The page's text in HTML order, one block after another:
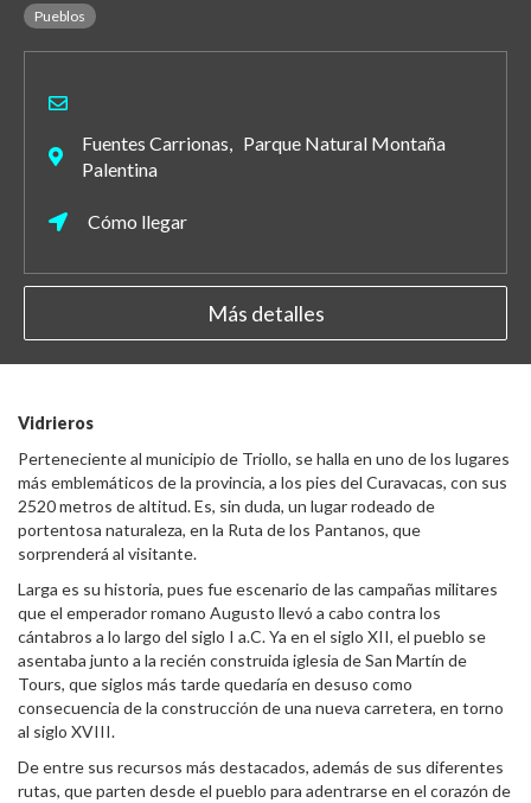
Pueblos
Fuentes Carrionas, Parque Natural Montaña
Palentina
Cómo llegar
Más detalles
Vidrieros
Perteneciente al municipio de Triollo, se halla en uno de los lugares
más emblemáticos de la provincia, a los pies del Curavacas, con sus
2520 metros de altitud. Es, sin duda, un lugar rodeado de
portentosa naturaleza, en la Ruta de los Pantanos, que
sorprenderá al visitante.
Larga es su historia, pues fue escenario de las campañas militares
que el emperador romano Augusto llevó a cabo contra los
cántabros a lo largo del siglo I a.C. Ya en el siglo XII, el pueblo se
asentaba junto a la recién construida iglesia de San Martín de
Tours, que siglos más tarde quedaría en desuso como
consecuencia de la construcción de una nueva carretera, en torno
al siglo XVIII.
De entre sus recursos más destacados, además de sus diferentes
rutas, que parten desde el pueblo para adentrarse en el corazón de